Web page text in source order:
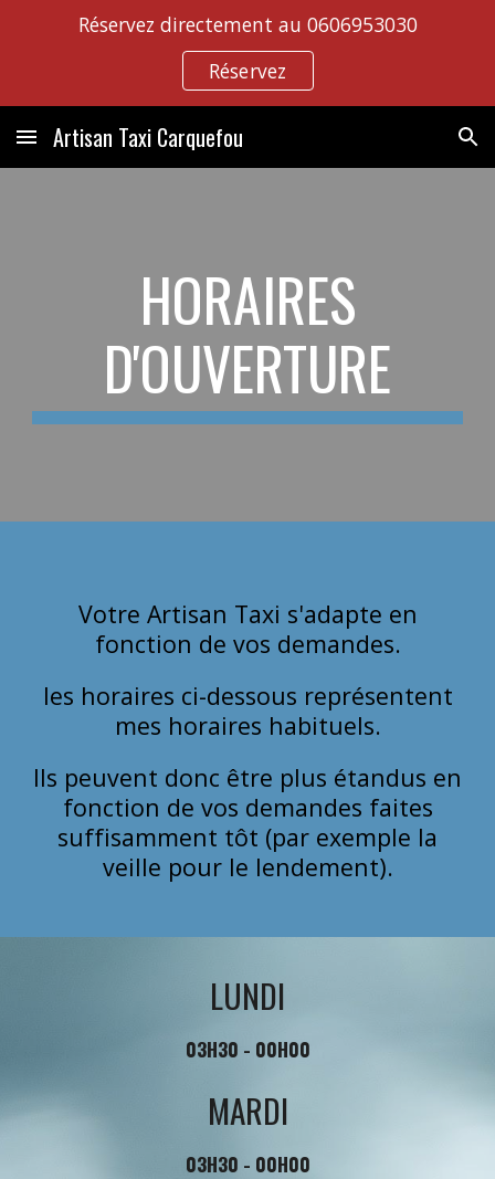
Réservez directement au 0606953030
Réservez
Artisan Taxi Carquefou
HORAIRES
D'OUVERTURE
Votre Artisan Taxi s'adapte en
fonction de vos demandes.
les horaires ci-dessous représentent
mes horaires habituels.
Ils peuvent donc être plus étandus en
fonction de vos demandes faites
suffisamment tôt (par exemple la
veille pour le lendement).
LUNDI
03H30 - 00H00
MARDI
03H30 - 00H00